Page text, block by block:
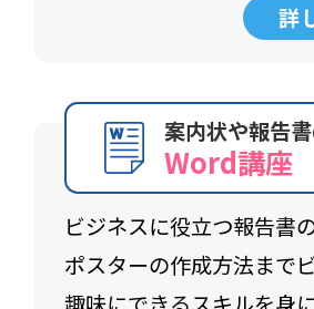
詳
案内状や報告
Word講座
ビジネスに役立つ報告書
ポスターの作成方法まで